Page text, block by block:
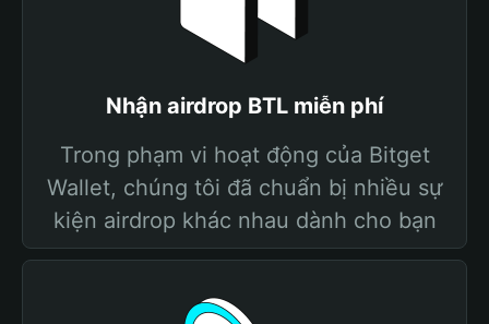
Nhận airdrop BTL miễn phí
Trong phạm vi hoạt động của Bitget
Wallet, chúng tôi đã chuẩn bị nhiều sự
kiện airdrop khác nhau dành cho bạn